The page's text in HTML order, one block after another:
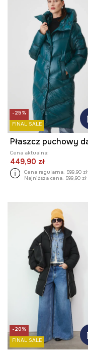
-25%
FINAL SALE
Cena aktualna:
449,90 zł
Cena regularna: 599,90 zł
Najniższa cena: 599,90 zł
-20%
FINAL SALE